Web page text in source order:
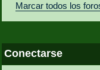
Marcar todos los
Conectarse